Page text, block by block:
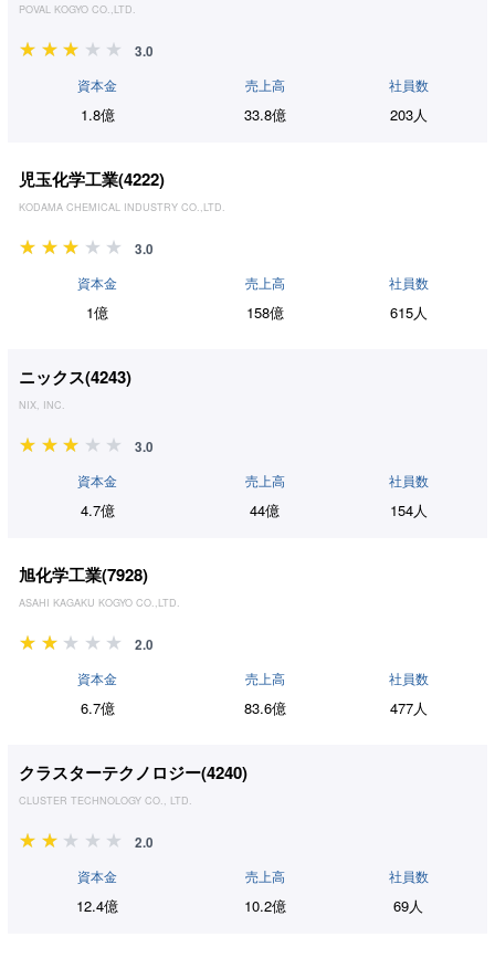
POVAL KOGYO CO.,LTD.
3.0
資本金
1.8億
売上高
33.8億
社員数
203人
児玉化学工業(4222)
KODAMA CHEMICAL INDUSTRY CO.,LTD.
3.0
資本金
1億
売上高
158億
社員数
615人
ニックス(4243)
NIX, INC.
3.0
資本金
4.7億
売上高
44億
社員数
154人
旭化学工業(7928)
ASAHI KAGAKU KOGYO CO.,LTD.
2.0
資本金
6.7億
売上高
83.6億
社員数
477人
クラスターテクノロジー(4240)
CLUSTER TECHNOLOGY CO., LTD.
2.0
資本金
12.4億
売上高
10.2億
社員数
69人